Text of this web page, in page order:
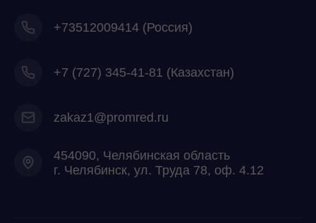
+73512009414 (Россия)
+7 (727) 345-41-81 (Казахстан)
zakaz1@promred.ru
454090, Челябинская область
г. Челябинск, ул. Труда 78, оф. 4.12